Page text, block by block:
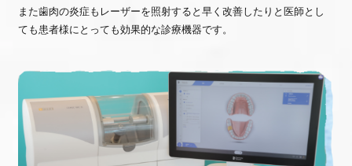
また歯肉の炎症もレーザーを照射すると早く改善したりと医師とし
ても患者様にとっても効果的な診療機器です。